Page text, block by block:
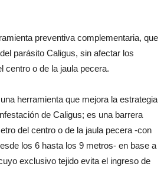
preventiva complementaria, que
parásito Caligus, sin afectar los
centro o de la jaula pecera.
herramienta que mejora la estrategia
de Caligus; es una barrera
del centro o de la jaula pecera -con
los 6 hasta los 9 metros- en base a
exclusivo tejido evita el ingreso de